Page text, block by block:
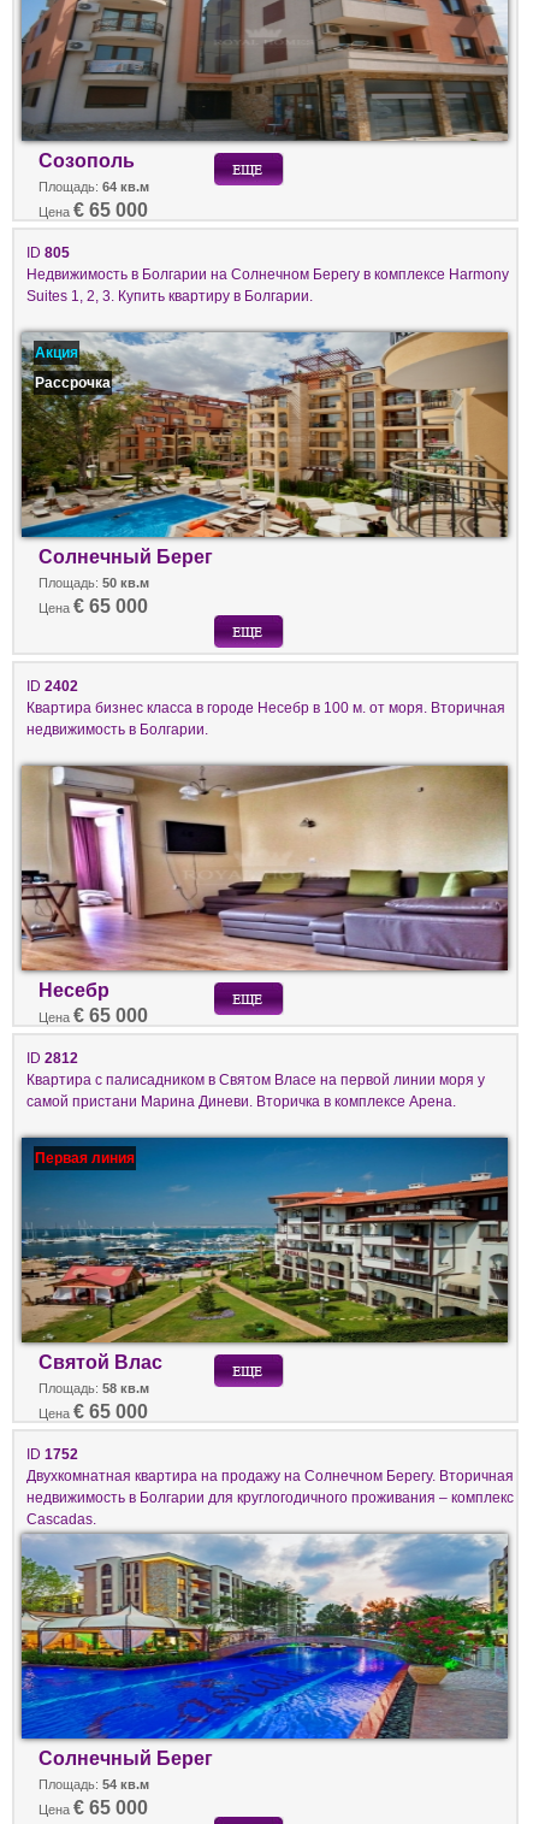
Созополь
Площадь: 64 кв.м
Цена € 65 000
ID 805
Недвижимость в Болгарии на Солнечном Берегу в комплексе Harmony
Suites 1, 2, 3. Купить квартиру в Болгарии.
Акция
Рассрочка
Солнечный Берег
Площадь: 50 кв.м
Цена € 65 000
ID 2402
Квартира бизнес класса в городе Несебр в 100 м. от моря. Вторичная
недвижимость в Болгарии.
Несебр
Цена € 65 000
ID 2812
Квартира с палисадником в Святом Власе на первой линии моря у
самой пристани Марина Диневи. Вторичка в комплексе Арена.
Первая линия
Святой Влас
Площадь: 58 кв.м
Цена € 65 000
ID 1752
Двухкомнатная квартира на продажу на Солнечном Берегу. Вторичная
недвижимость в Болгарии для круглогодичного проживания – комплекс
Cascadas.
Солнечный Берег
Площадь: 54 кв.м
Цена € 65 000